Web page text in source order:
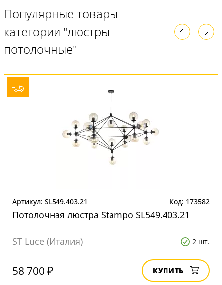
Популярные товары
категории "люстры
потолочные"
Артикул: SL549.403.21 Код: 173582
Потолочная люстра Stampo SL549.403.21
ST Luce (Италия) 2 шт.
58 700 ₽ КУПИТЬ